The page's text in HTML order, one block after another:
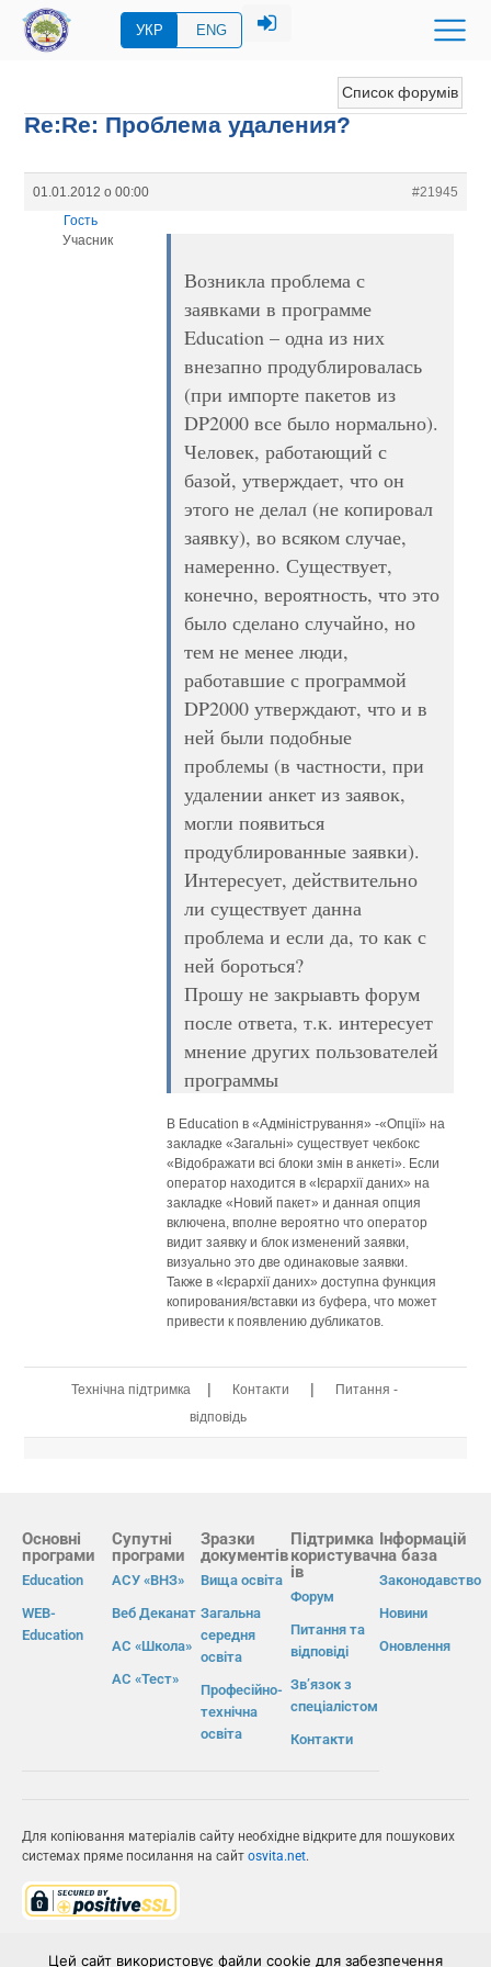
УКР ENG
Список форумів
Re:Re: Проблема удаления?
01.01.2012 о 00:00
#21945
Гость
Учасник
Возникла проблема с
заявками в программе
Education – одна из них
внезапно продублировалась
(при импорте пакетов из
DP2000 все было нормально).
Человек, работающий с
базой, утверждает, что он
этого не делал (не копировал
заявку), во всяком случае,
намеренно. Существует,
конечно, вероятность, что это
было сделано случайно, но
тем не менее люди,
работавшие с программой
DP2000 утверждают, что и в
ней были подобные
проблемы (в частности, при
удалении анкет из заявок,
могли появиться
продублированные заявки).
Интересует, действительно
ли существует данна
проблема и если да, то как с
ней бороться?
Прошу не закрыавть форум
после ответа, т.к. интересует
мнение других пользователей
программы
В Education в «Адміністрування» -«Опції» на
закладке «Загальні» существует чекбокс
«Відображати всі блоки змін в анкеті». Если
оператор находится в «Ієрархії даних» на
закладке «Новий пакет» и данная опция
включена, вполне вероятно что оператор
видит заявку и блок изменений заявки,
визуально это две одинаковые заявки.
Также в «Ієрархії даних» доступна функция
копирования/вставки из буфера, что может
привести к появлению дубликатов.
Технічна підтримка | Контакти |
Питання -
відповідь
Основні
програми
Education
WEB-
Education
Супутні
програми
АСУ «ВНЗ»
Веб Деканат
АС «Школа»
АС «Тест»
Зразки
документів
Вища освіта
Загальна
середня
освіта
Професійно-
технічна
освіта
Підтримка
користувач
ів
Форум
Питання та
відповіді
Зв’язок з
спеціалістом
Контакти
Інформацій
на база
Законодавство
Новини
Оновлення
Для копіювання матеріалів сайту необхідне відкрите для пошукових
системах пряме посилання на сайт osvita.net.
Цей сайт використовує файли cookie для забезпечення